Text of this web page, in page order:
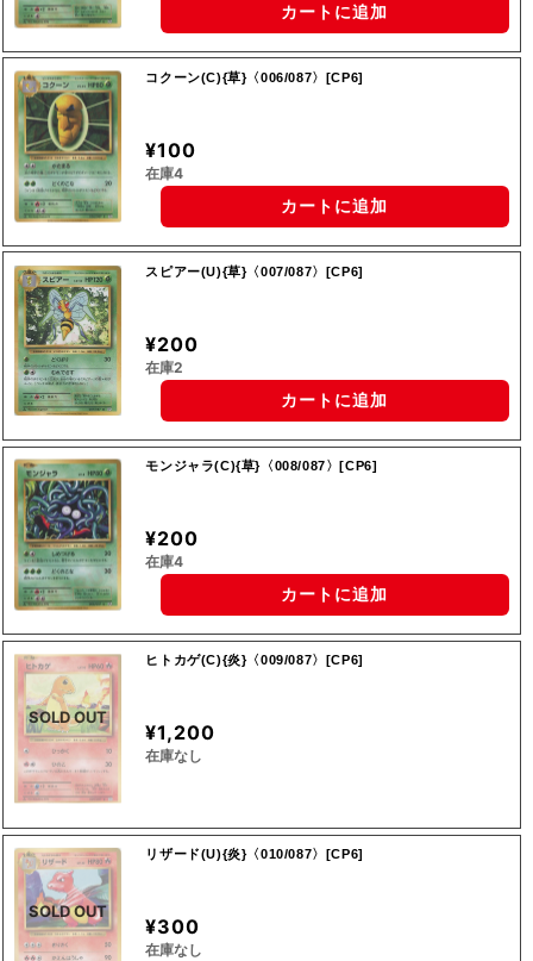
カートに追加
コクーン(C){草}〈006/087〉[CP6]
¥100
在庫4
カートに追加
スピアー(U){草}〈007/087〉[CP6]
¥200
在庫2
カートに追加
モンジャラ(C){草}〈008/087〉[CP6]
¥200
在庫4
カートに追加
SOLD OUT
ヒトカゲ(C){炎}〈009/087〉[CP6]
¥1,200
在庫なし
SOLD OUT
リザード(U){炎}〈010/087〉[CP6]
¥300
在庫なし